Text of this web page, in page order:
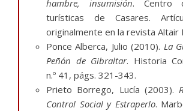
hambre, insumisión. Centro
turísticas de Casares.
originalmente en la revista Altair
Ponce Alberca, Julio (2010). La
Peñón de Gibraltar. Historia
n.º 41, págs. 321-343.
Prieto Borrego, Lucía (2003).
Control Social y Estraperlo.